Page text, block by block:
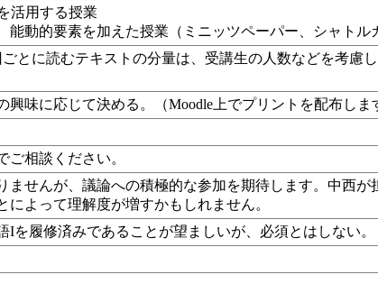
活用する授業
能動的要素を加えた授業（ ミニッツペーパー、シャトル
とに読むテキストの分量は、受講生の人数などを考慮し
興味に応じて決める。（Moodle上でプリントを配布しま
ご相談ください。
ませんが、議論への積極的な参加を期待します。中西
によって理解度が増すかもしれません。
Iを履修済みであることが望ましいが、必須とはしない。